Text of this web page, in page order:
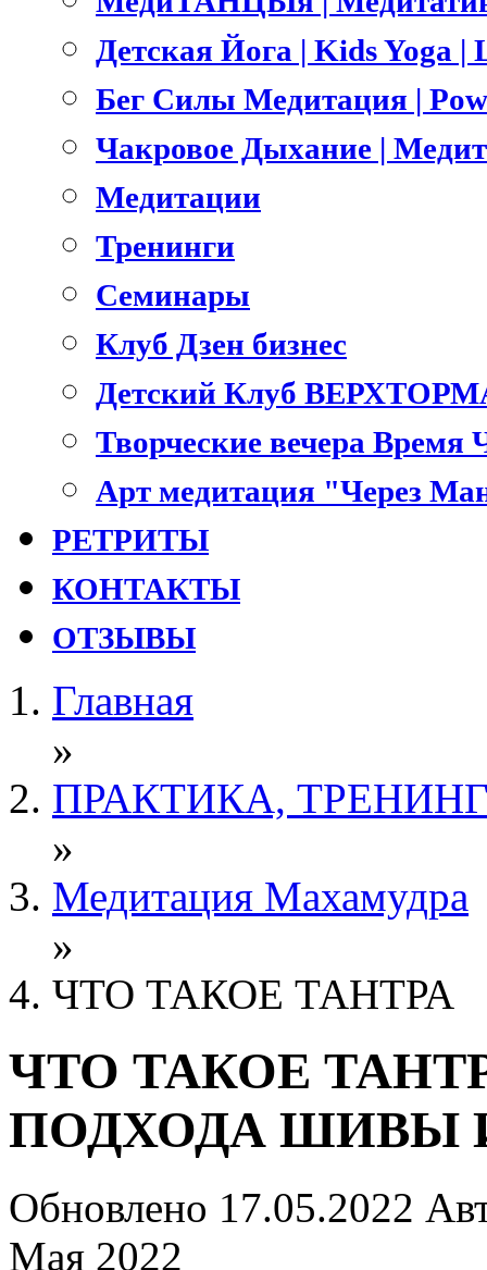
Детская Йога | Kids Yoga
Бег Силы Медитация |
Чакровое Дыхание |
Медитации
Тренинги
Семинары
Клуб Дзен бизнес
Детский Клуб
Творческие вечера
Арт медитация "Через
РЕТРИТЫ
КОНТАКТЫ
ОТЗЫВЫ
Главная
»
ПРАКТИКА,
»
Медитация Махамудра
»
ЧТО ТАКОЕ ТАНТРА
ЧТО ТАКОЕ
ПОДХОДА ШИВЫ
Обновлено 17.05.2022
Мая 2022